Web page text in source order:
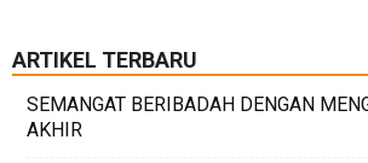
ARTIKEL TERBARU
SEMANGAT BERIBADAH DENGAN
AKHIR